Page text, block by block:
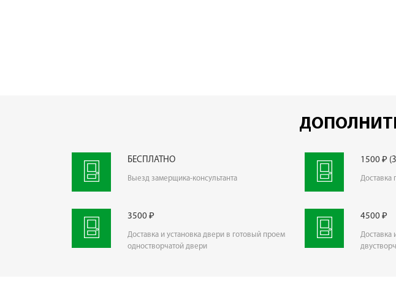
БЕСПЛАТНО
Выезд замерщика-консультанта
1500 ₽
Доставка
3500 ₽
Доставка и установка двери в готовый проем
одностворчатой двери
4500 ₽
Доставка